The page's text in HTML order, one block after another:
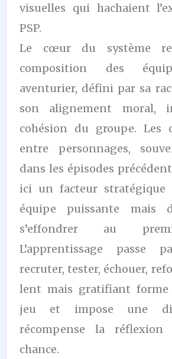
visuelles qui hachaient
PSP.
Le cœur du système
composition des
aventurier, défini par sa
son alignement moral,
cohésion du groupe. Les
entre personnages,
dans les épisodes
ici un facteur stratégique
équipe puissante mais
s’effondrer au
L’apprentissage passe
recruter, tester, échouer,
lent mais gratifiant forme
jeu et impose une
récompense la
chance.